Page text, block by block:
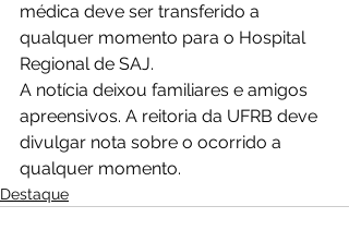
médica deve ser transferido a
qualquer momento para o Hospital
Regional de SAJ.
A notícia deixou familiares e amigos
apreensivos. A reitoria da UFRB deve
divulgar nota sobre o ocorrido a
qualquer momento.
Destaque